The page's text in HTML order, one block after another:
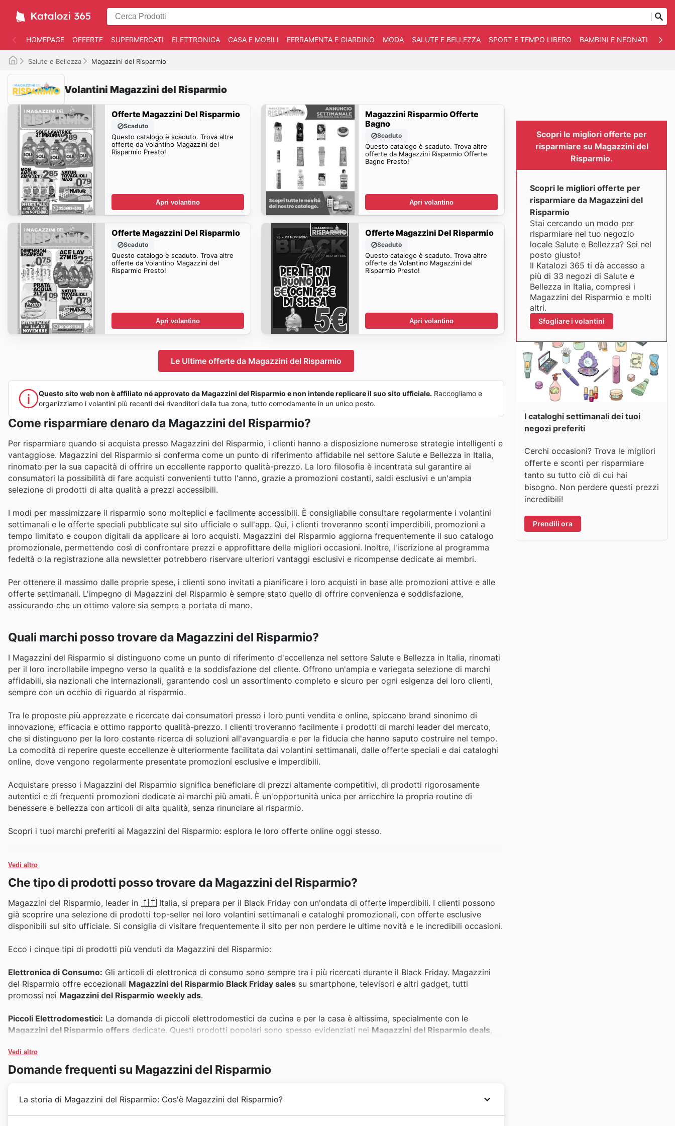
HOMEPAGE OFFERTE SUPERMERCATI ELETTRONICA CASA E MOBILI FERRAMENTA E GIARDINO MODA SALUTE E BELLEZZA SPORT E TEMPO LIBERO BAMBINI E NEONATI
Salute e Bellezza Magazzini del Risparmio
Volantini Magazzini del Risparmio
Offerte Magazzini Del Risparmio
Scaduto
Questo catalogo è scaduto. Trova altre
offerte da Volantino Magazzini del
Risparmio Presto!
Apri volantino
Magazzini Risparmio Offerte
Bagno
Scaduto
Questo catalogo è scaduto. Trova altre
offerte da Magazzini Risparmio Offerte
Bagno Presto!
Apri volantino
Offerte Magazzini Del Risparmio
Scaduto
Questo catalogo è scaduto. Trova altre
offerte da Volantino Magazzini del
Risparmio Presto!
Apri volantino
Offerte Magazzini Del Risparmio
Scaduto
Questo catalogo è scaduto. Trova altre
offerte da Volantino Magazzini del
Risparmio Presto!
Apri volantino
Le Ultime offerte da Magazzini del Risparmio
Questo sito web non è affiliato né approvato da Magazzini del Risparmio e non intende replicare il suo sito ufficiale. Raccogliamo e
organizziamo i volantini più recenti dei rivenditori della tua zona, tutto comodamente in un unico posto.
Come risparmiare denaro da Magazzini del Risparmio?
Per risparmiare quando si acquista presso Magazzini del Risparmio, i clienti hanno a disposizione numerose strategie intelligenti e
vantaggiose. Magazzini del Risparmio si conferma come un punto di riferimento affidabile nel settore Salute e Bellezza in Italia,
rinomato per la sua capacità di offrire un eccellente rapporto qualità-prezzo. La loro filosofia è incentrata sul garantire ai
consumatori la possibilità di fare acquisti convenienti tutto l'anno, grazie a promozioni costanti, saldi esclusivi e un'ampia
selezione di prodotti di alta qualità a prezzi accessibili.
I modi per massimizzare il risparmio sono molteplici e facilmente accessibili. È consigliabile consultare regolarmente i volantini
settimanali e le offerte speciali pubblicate sul sito ufficiale o sull'app. Qui, i clienti troveranno sconti imperdibili, promozioni a
tempo limitato e coupon digitali da applicare ai loro acquisti. Magazzini del Risparmio aggiorna frequentemente il suo catalogo
promozionale, permettendo così di confrontare prezzi e approfittare delle migliori occasioni. Inoltre, l'iscrizione al programma
fedeltà o la registrazione alla newsletter potrebbero riservare ulteriori vantaggi esclusivi e ricompense dedicate ai membri.
Per ottenere il massimo dalle proprie spese, i clienti sono invitati a pianificare i loro acquisti in base alle promozioni attive e alle
offerte settimanali. L'impegno di Magazzini del Risparmio è sempre stato quello di offrire convenienza e soddisfazione,
assicurando che un ottimo valore sia sempre a portata di mano.
Quali marchi posso trovare da Magazzini del Risparmio?
I Magazzini del Risparmio si distinguono come un punto di riferimento d'eccellenza nel settore Salute e Bellezza in Italia, rinomati
per il loro incrollabile impegno verso la qualità e la soddisfazione del cliente. Offrono un'ampia e variegata selezione di marchi
affidabili, sia nazionali che internazionali, garantendo così un assortimento completo e sicuro per ogni esigenza dei loro clienti,
sempre con un occhio di riguardo al risparmio.
Tra le proposte più apprezzate e ricercate dai consumatori presso i loro punti vendita e online, spiccano brand sinonimo di
innovazione, efficacia e ottimo rapporto qualità-prezzo. I clienti troveranno facilmente i prodotti di marchi leader del mercato,
che si distinguono per la loro costante ricerca di soluzioni all'avanguardia e per la fiducia che hanno saputo costruire nel tempo.
La comodità di reperire queste eccellenze è ulteriormente facilitata dai volantini settimanali, dalle offerte speciali e dai cataloghi
online, dove vengono regolarmente presentate promozioni esclusive e imperdibili.
Acquistare presso i Magazzini del Risparmio significa beneficiare di prezzi altamente competitivi, di prodotti rigorosamente
autentici e di frequenti promozioni dedicate ai marchi più amati. È un'opportunità unica per arricchire la propria routine di
benessere e bellezza con articoli di alta qualità, senza rinunciare al risparmio.
Scopri i tuoi marchi preferiti ai Magazzini del Risparmio: esplora le loro offerte online oggi stesso.
Vedi altro
Che tipo di prodotti posso trovare da Magazzini del Risparmio?
Magazzini del Risparmio, leader in 🇮🇹 Italia, si prepara per il Black Friday con un'ondata di offerte imperdibili. I clienti possono
già scoprire una selezione di prodotti top-seller nei loro volantini settimanali e cataloghi promozionali, con offerte esclusive
disponibili sul sito ufficiale. Si consiglia di visitare frequentemente il sito per non perdere le ultime novità e le incredibili occasioni.
Ecco i cinque tipi di prodotti più venduti da Magazzini del Risparmio:
Elettronica di Consumo: Gli articoli di elettronica di consumo sono sempre tra i più ricercati durante il Black Friday. Magazzini
del Risparmio offre eccezionali Magazzini del Risparmio Black Friday sales su smartphone, televisori e altri gadget, tutti
promossi nei Magazzini del Risparmio weekly ads.
Piccoli Elettrodomestici: La domanda di piccoli elettrodomestici da cucina e per la casa è altissima, specialmente con le
Magazzini del Risparmio offers dedicate. Questi prodotti popolari sono spesso evidenziati nei Magazzini del Risparmio deals,
Abbigliamento e Accessori: Per rinnovare il guardaroba con stile e convenienza, l'abbigliamento e gli accessori sono una scelta
vincente. Trovate una vasta gamma di capi alla moda e accessori essenziali inclusi nelle promozioni, promossi nei
Vedi altro
Domande frequenti su Magazzini del Risparmio
La storia di Magazzini del Risparmio: Cos'è Magazzini del Risparmio?
Scopri le migliori offerte per
risparmiare su Magazzini del
Risparmio.
Scopri le migliori offerte per
risparmiare da Magazzini del
Risparmio
Stai cercando un modo per
risparmiare nel tuo negozio
locale Salute e Bellezza? Sei nel
posto giusto!
Il Katalozi 365 ti dà accesso a
più di 33 negozi di Salute e
Bellezza in Italia, compresi i
Magazzini del Risparmio e molti
altri.
Sfogliare i volantini
I cataloghi settimanali dei tuoi
negozi preferiti
Cerchi occasioni? Trova le migliori
offerte e sconti per risparmiare
tanto su tutto ciò di cui hai
bisogno. Non perdere questi prezzi
incredibili!
Prendili ora